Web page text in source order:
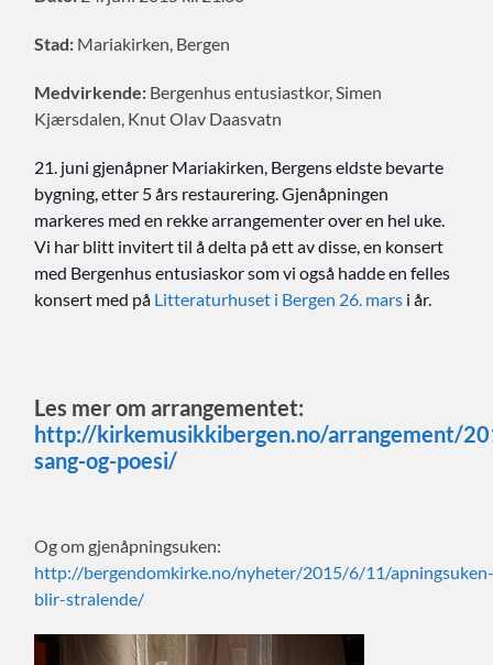
Stad: Mariakirken, Bergen
Medvirkende: Bergenhus entusiastkor, Simen
Kjærsdalen, Knut Olav Daasvatn
21. juni gjenåpner Mariakirken, Bergens eldste bevarte
bygning, etter 5 års restaurering. Gjenåpningen
markeres med en rekke arrangementer over en hel uke.
Vi har blitt invitert til å delta på ett av disse, en konsert
med Bergenhus entusiaskor som vi også hadde en felles
konsert med på Litteraturhuset i Bergen 26. mars i år.
Les mer om arrangementet:
http://kirkemusikkibergen.no/arrangement/
sang-og-poesi/
Og om gjenåpningsuken:
http://bergendomkirke.no/nyheter/2015/6/11/
blir-stralende/